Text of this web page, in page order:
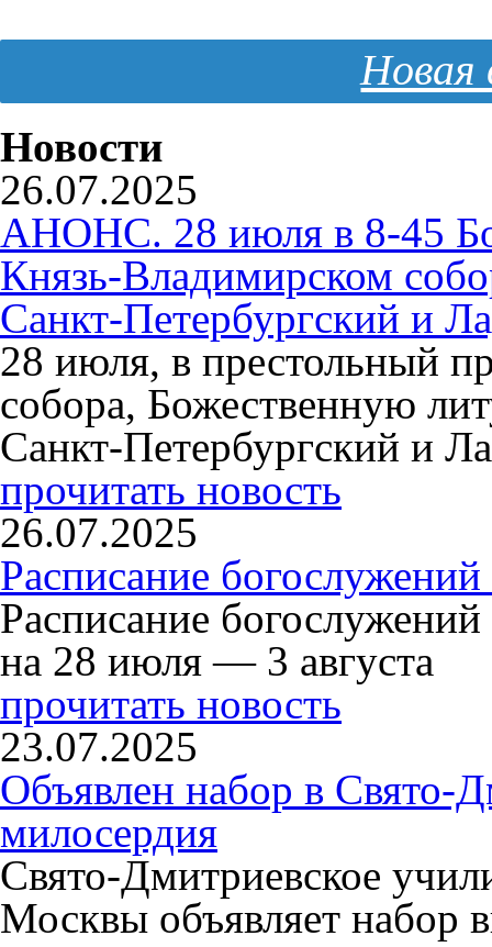
Новая
Новости
26.07.2025
АНОНС. 28 июля в 8-45
Князь-Владимирском
Санкт-Петербургский и
28 июля, в престольный
собора, Божественную
Санкт-Петербургский и
прочитать новость
26.07.2025
Расписание
Расписание
на 28 июля — 3 августа
прочитать новость
23.07.2025
Объявлен набор в Свято-
милосердия
Свято-Дмитриевское
Москвы объявляет набор